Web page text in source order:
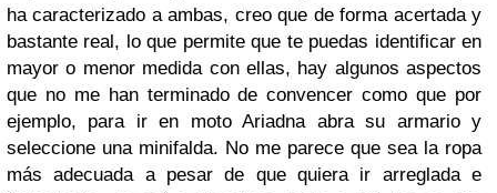
ha caracterizado a ambas, creo que de forma acertada y
bastante real, lo que permite que te puedas identificar en
mayor o menor medida con ellas, hay algunos aspectos
que no me han terminado de convencer como que por
ejemplo, para ir en moto Ariadna abra su armario y
seleccione una minifalda. No me parece que sea la ropa
más adecuada a pesar de que quiera ir arreglada e